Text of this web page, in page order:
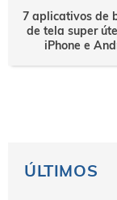
7 aplicativos de
de tela super
iPhone e
ÚLTIMOS